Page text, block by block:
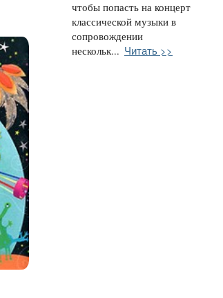
чтобы попасть на концерт
классической музыки в
сопровождении
нескольк... Читать >>